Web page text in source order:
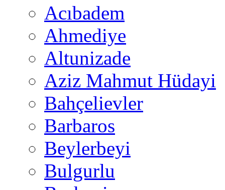
Acıbadem
Ahmediye
Altunizade
Aziz Mahmut Hüdayi
Bahçelievler
Barbaros
Beylerbeyi
Bulgurlu